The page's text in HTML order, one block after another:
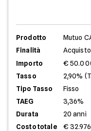
Prodotto
Mutuo
Finalità
Importo
€
Tasso
2,90%
Tipo Tasso
Fisso
TAEG
3,36%
Durata
20 anni
Costo totale
€